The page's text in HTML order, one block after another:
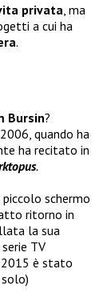
privata , ma
a cui ha
.
Bursin?
quando ha
ha recitato in
.
schermo
ritorno in
la sua
TV
è stato